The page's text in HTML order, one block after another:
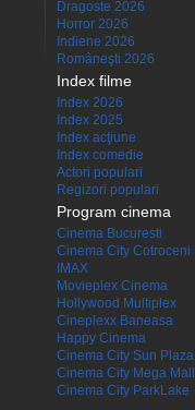
Dragoste 2026
Horror 2026
Indiene 2026
Româneşti 2026
Index filme
Index 2026
Index 2025
Index acţiune
Index comedie
Actori populari
Regizori populari
Program cinema
Cinema Bucuresti
Cinema City Cotroceni
IMAX
Movieplex Cinema
Hollywood Multiplex
Cineplexx Baneasa
Happy Cinema
Cinema City Sun Plaza
Cinema City Mega Mall
Cinema City ParkLake